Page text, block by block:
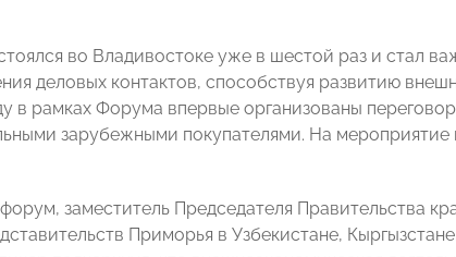
во Владивостоке уже в шестой раз и стал
деловых контактов, способствуя развитию
в рамках Форума впервые организованы
зарубежными покупателями. На
заместитель Председателя Правительства
Приморья в Узбекистане,